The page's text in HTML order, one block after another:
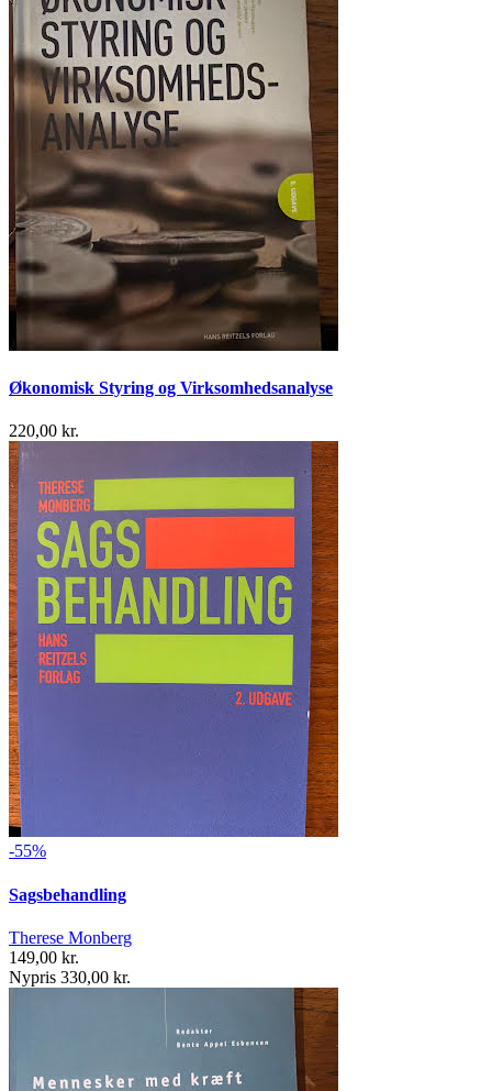
Økonomisk Styring og Virksomhedsanalyse
220,00 kr.
-55%
Sagsbehandling
Therese Monberg
149,00 kr.
Nypris 330,00 kr.